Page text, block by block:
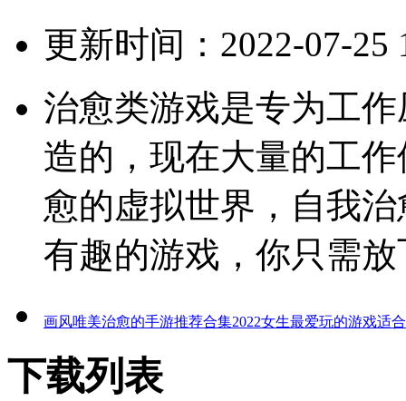
更新时间：2022-07-25
治愈类游戏是专为工
造的，现在大量的工
愈的虚拟世界，自我
有趣的游戏，你只需
画风唯美治愈的手游推荐合集2022女生最爱玩的游戏适
下载列表